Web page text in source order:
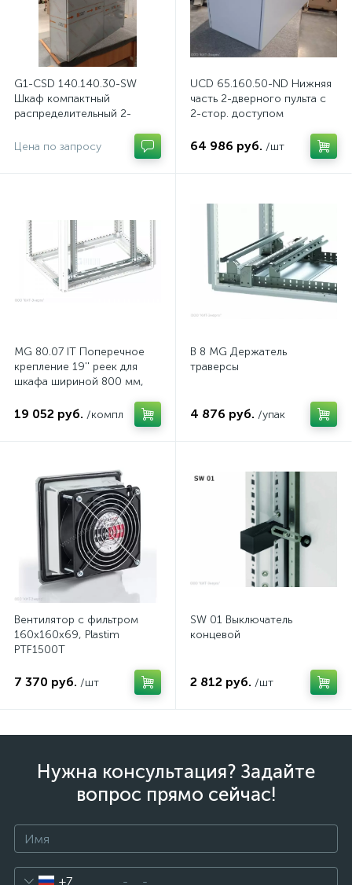
G1-CSD 140.140.30-SW
Шкаф компактный
распределительный 2-
стали, с перемычкой
Цена по запросу
UCD 65.160.50-ND Нижняя
часть 2-дверного пульта с
2-стор. доступом
64 986 руб. /шт
MG 80.07 IT Поперечное
крепление 19'' реек для
шкафа шириной 800 мм,
19 052 руб. /компл
B 8 MG Держатель
траверсы
4 876 руб. /упак
Вентилятор с фильтром
160x160x69, Plastim
PTF1500T
7 370 руб. /шт
SW 01 Выключатель
концевой
2 812 руб. /шт
Нужна консультация? Задайте
вопрос прямо сейчас!
+7